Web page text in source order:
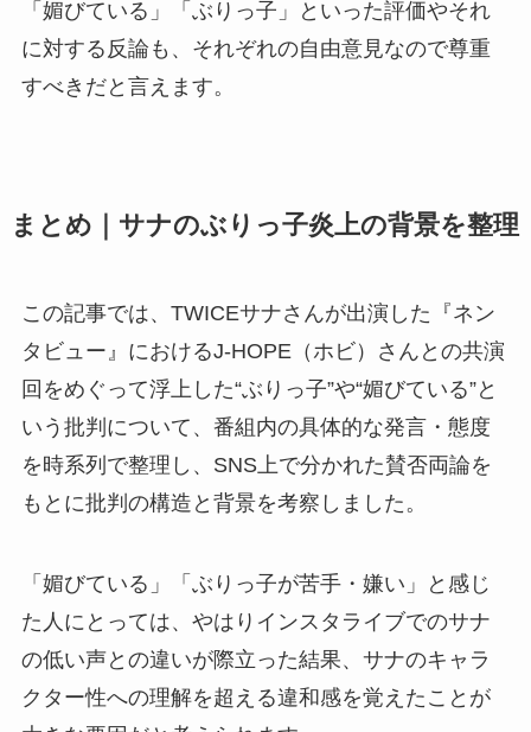
「媚びている」「ぶりっ子」といった評価やそれ
に対する反論も、それぞれの自由意見なので尊重
すべきだと言えます。
まとめ｜サナのぶりっ子炎上の背景を整理
この記事では、TWICEサナさんが出演した『ネン
タビュー』におけるJ-HOPE（ホビ）さんとの共演
回をめぐって浮上した“ぶりっ子”や“媚びている”と
いう批判について、番組内の具体的な発言・態度
を時系列で整理し、SNS上で分かれた賛否両論を
もとに批判の構造と背景を考察しました。
「媚びている」「ぶりっ子が苦手・嫌い」と感じ
た人にとっては、やはりインスタライブでのサナ
の低い声との違いが際立った結果、サナのキャラ
クター性への理解を超える違和感を覚えたことが